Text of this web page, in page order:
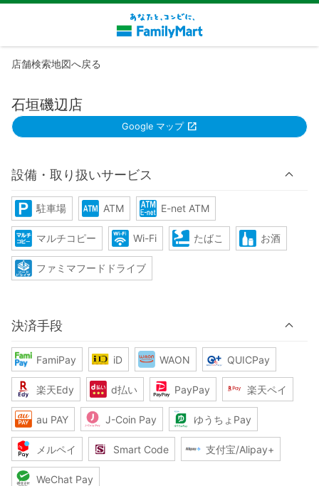
店舗検索地図へ戻る
石垣磯辺店
Google マップ
設備・取り扱いサービス
駐車場 ATM E-net ATM
マルチコピー Wi-Fi たばこ お酒
ファミマフードドライブ
決済手段
FamiPay iD WAON QUICPay
楽天Edy d払い PayPay 楽天ペイ
au PAY J-Coin Pay ゆうちょPay
メルペイ Smart Code 支付宝/Alipay+
WeChat Pay